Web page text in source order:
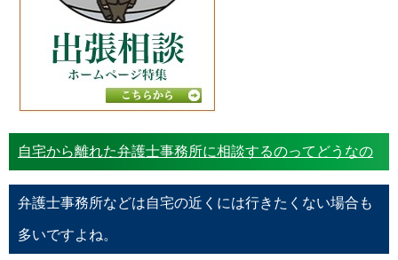
自宅から離れた弁護士事務所に相談するのってどうなの
弁護士事務所などは自宅の近くには行きたくない場合も
多いですよね。